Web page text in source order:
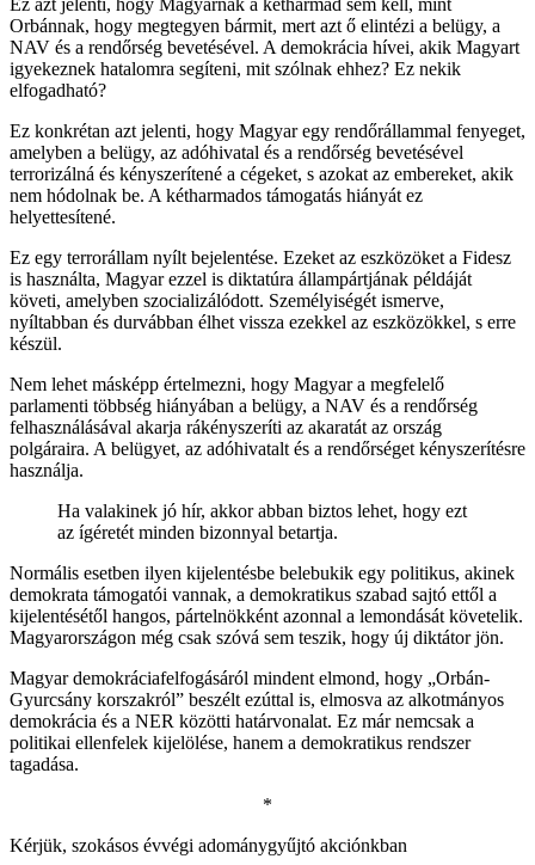
Orbánnak, hogy megtegyen bármit, mert azt ő elintézi a belügy, a
NAV és a rendőrség bevetésével. A demokrácia hívei, akik Magyart
igyekeznek hatalomra segíteni, mit szólnak ehhez? Ez nekik
elfogadható?
Ez konkrétan azt jelenti, hogy Magyar egy rendőrállammal fenyeget,
amelyben a belügy, az adóhivatal és a rendőrség bevetésével
terrorizálná és kényszerítené a cégeket, s azokat az embereket, akik
nem hódolnak be. A kétharmados támogatás hiányát ez
helyettesítené.
Ez egy terrorállam nyílt bejelentése. Ezeket az eszközöket a Fidesz
is használta, Magyar ezzel is diktatúra állampártjának példáját
követi, amelyben szocializálódott. Személyiségét ismerve,
nyíltabban és durvábban élhet vissza ezekkel az eszközökkel, s erre
készül.
Nem lehet másképp értelmezni, hogy Magyar a megfelelő
parlamenti többség hiányában a belügy, a NAV és a rendőrség
felhasználásával akarja rákényszeríti az akaratát az ország
polgáraira. A belügyet, az adóhivatalt és a rendőrséget kényszerítésre
használja.
Ha valakinek jó hír, akkor abban biztos lehet, hogy ezt
az ígéretét minden bizonnyal betartja.
Normális esetben ilyen kijelentésbe belebukik egy politikus, akinek
demokrata támogatói vannak, a demokratikus szabad sajtó ettől a
kijelentésétől hangos, pártelnökként azonnal a lemondását követelik.
Magyarországon még csak szóvá sem teszik, hogy új diktátor jön.
Magyar demokráciafelfogásáról mindent elmond, hogy „Orbán-
Gyurcsány korszakról” beszélt ezúttal is, elmosva az alkotmányos
demokrácia és a NER közötti határvonalat. Ez már nemcsak a
politikai ellenfelek kijelölése, hanem a demokratikus rendszer
tagadása.
*
Kérjük, szokásos évvégi adománygyűjtó akciónkban